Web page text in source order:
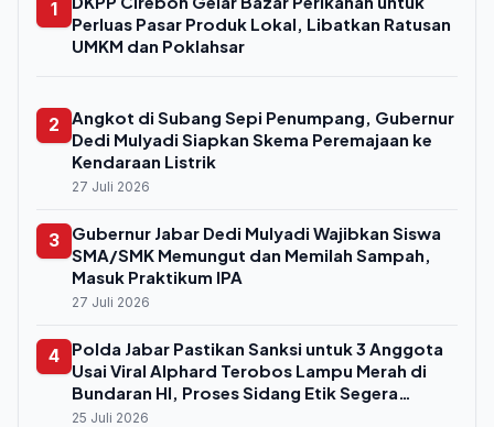
1
Perluas Pasar Produk Lokal, Libatkan Ratusan
UMKM dan Poklahsar
2
Angkot di Subang Sepi Penumpang, Gubernur
Dedi Mulyadi Siapkan Skema Peremajaan ke
Kendaraan Listrik
27 Juli 2026
3
Gubernur Jabar Dedi Mulyadi Wajibkan Siswa
SMA/SMK Memungut dan Memilah Sampah,
Masuk Praktikum IPA
27 Juli 2026
4
Polda Jabar Pastikan Sanksi untuk 3 Anggota
Usai Viral Alphard Terobos Lampu Merah di
Bundaran HI, Proses Sidang Etik Segera
Digelar
25 Juli 2026